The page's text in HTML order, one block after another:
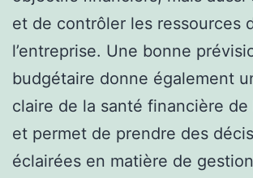
et de contrôler les ressources
l’entreprise. Une bonne
budgétaire donne également
claire de la santé financière de
et permet de prendre des
éclairées en matière de